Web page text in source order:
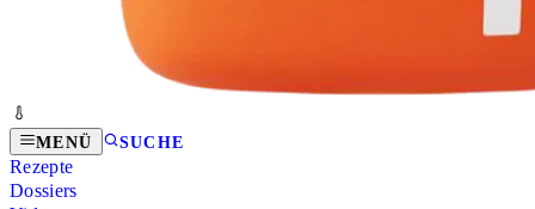
MENÜ SUCHE
Rezepte
Dossiers